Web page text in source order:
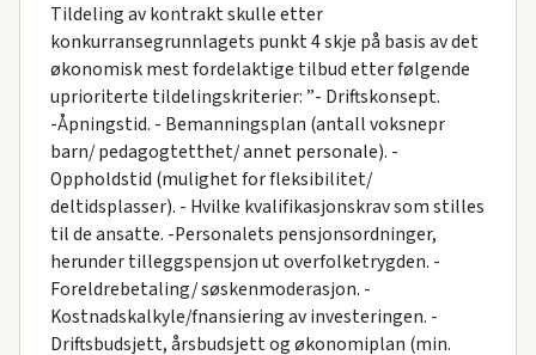
Tildeling av kontrakt skulle etter
konkurransegrunnlagets punkt 4 skje på basis av det
økonomisk mest fordelaktige tilbud etter følgende
uprioriterte tildelingskriterier: ”- Driftskonsept.
-Åpningstid. - Bemanningsplan (antall voksnepr
barn/ pedagogtetthet/ annet personale). -
Oppholdstid (mulighet for fleksibilitet/
deltidsplasser). - Hvilke kvalifikasjonskrav som stilles
til de ansatte. -Personalets pensjonsordninger,
herunder tilleggspensjon ut overfolketrygden. -
Foreldrebetaling/ søskenmoderasjon. -
Kostnadskalkyle/fnansiering av investeringen. -
Driftsbudsjett, årsbudsjett og økonomiplan (min.